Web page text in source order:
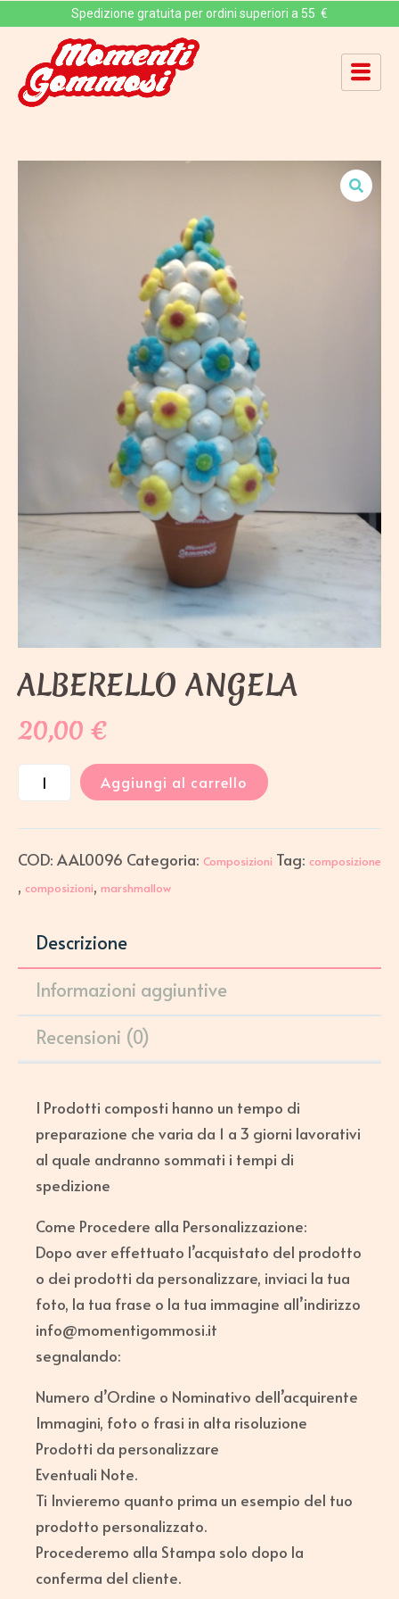
Spedizione gratuita per ordini superiori a 55 €
ALBERELLO ANGELA
20,00€
Aggiungi al carrello
COD: AAL0096 Categoria: Composizioni Tag: composizione
, composizioni, marshmallow
Descrizione
Informazioni aggiuntive
Recensioni (0)
I Prodotti composti hanno un tempo di
preparazione che varia da 1 a 3 giorni lavorativi
al quale andranno sommati i tempi di
spedizione
Come Procedere alla Personalizzazione:
Dopo aver effettuato l’acquistato del prodotto
o dei prodotti da personalizzare, inviaci la tua
foto, la tua frase o la tua immagine all’indirizzo
info@momentigommosi.it
segnalando:
Numero d’Ordine o Nominativo dell’acquirente
Immagini, foto o frasi in alta risoluzione
Prodotti da personalizzare
Eventuali Note.
Ti Invieremo quanto prima un esempio del tuo
prodotto personalizzato.
Procederemo alla Stampa solo dopo la
conferma del cliente.